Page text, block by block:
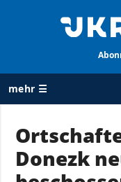
mehr ☰
ALLE
RUBRIKEN
Donezk